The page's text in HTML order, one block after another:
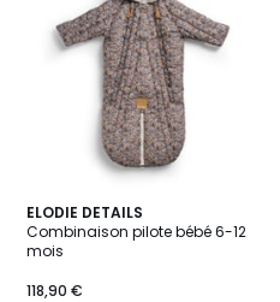
ELODIE DETAILS
Combinaison pilote bébé 6-12
mois
118,90 €